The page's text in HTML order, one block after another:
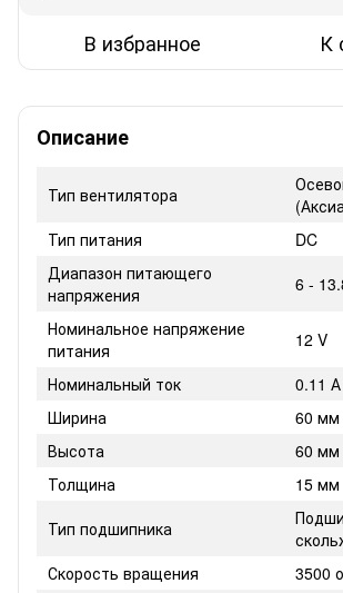
В избранное К
Описание
Тип вентилятора
Тип питания
DC
Диапазон питающего
напряжения
6 -
Номинальное напряжение
питания
12 V
Номинальный ток
0.11 А
Ширина
60 мм
Высота
60 мм
Толщина
15 мм
Тип подшипника
Скорость вращения
3500